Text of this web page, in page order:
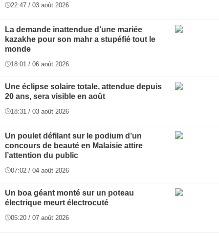
22:47 / 03 août 2026
La demande inattendue d’une mariée
kazakhe pour son mahr a stupéfié tout le
monde
18:01 / 06 août 2026
Une éclipse solaire totale, attendue depuis
20 ans, sera visible en août
18:31 / 03 août 2026
Un poulet défilant sur le podium d’un
concours de beauté en Malaisie attire
l’attention du public
07:02 / 04 août 2026
Un boa géant monté sur un poteau
électrique meurt électrocuté
05:20 / 07 août 2026